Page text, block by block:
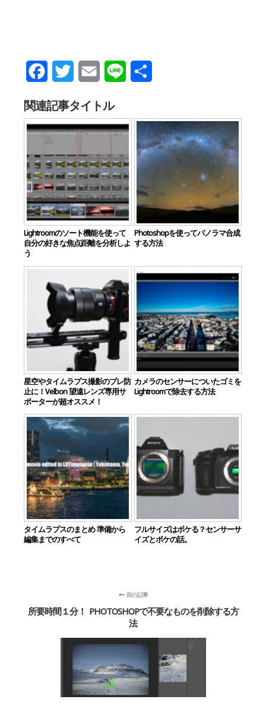
FacebookTwitter Email Line
関連記事タイトル
Lightroomのソート機能を使って
自分の好きな焦点距離を分析しよ
う
Photoshopを使ってパノラマ合成
する方法
星空やタイムラプス撮影のブレ防
止に！Velbon 望遠レンズ専用サ
ポーターが超オススメ！
カメラのセンサーについたゴミを
Lightroomで除去する方法
タイムラプスのまとめ 準備から
編集までのすべて
フルサイズはボケる？センサーサ
イズとボケの話。
前の記事
所要時間１分！ PHOTOSHOPで不要なものを削除する方
法